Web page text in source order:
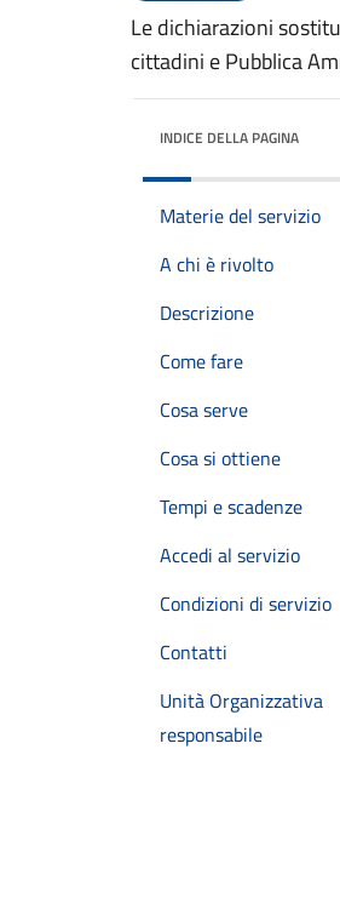
Le dichiarazioni
cittadini e Pubblica
INDICE DELLA PAGINA
Materie del servizio
A chi è rivolto
Descrizione
Come fare
Cosa serve
Cosa si ottiene
Tempi e scadenze
Accedi al servizio
Condizioni di servizio
Contatti
Unità Organizzativa
responsabile